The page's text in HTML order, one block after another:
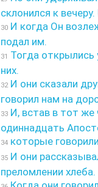
склонился к
30 И когда Он
подал им.
31
Тогда открылись
них.
32И они сказали
говорил нам на
33 И, встав в тот же
одиннадцать
34 которые
35 И они
преломлении хлеба.